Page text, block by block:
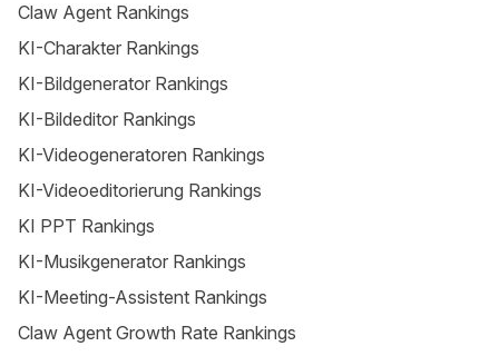
Claw Agent Rankings
KI-Charakter Rankings
KI-Bildgenerator Rankings
KI-Bildeditor Rankings
KI-Videogeneratoren Rankings
KI-Videoeditorierung Rankings
KI PPT Rankings
KI-Musikgenerator Rankings
KI-Meeting-Assistent Rankings
Claw Agent Growth Rate Rankings